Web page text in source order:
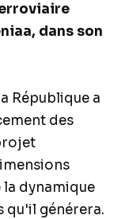
dans son
République a
des
dynamique
qu'il générera.